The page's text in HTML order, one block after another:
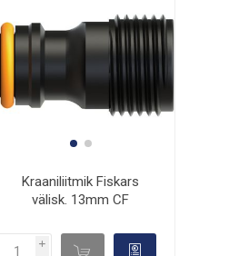
Kraaniliitmik Fiskars
välisk. 13mm CF
i d 